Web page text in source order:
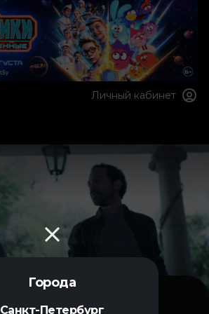
Города
Санкт-Петербург
Личный кабинет